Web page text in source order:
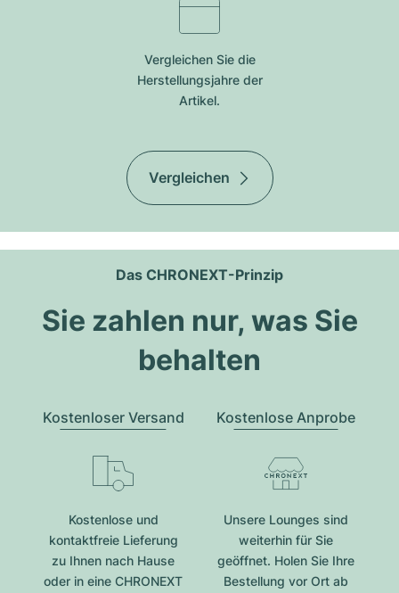
Vergleichen Sie die
Herstellungsjahre der
Artikel.
Vergleichen
Das CHRONEXT-Prinzip
Sie zahlen nur, was Sie
behalten
Kostenloser Versand
Kostenlose und
kontaktfreie Lieferung
zu Ihnen nach Hause
oder in eine CHRONEXT
Kostenlose Anprobe
Unsere Lounges sind
weiterhin für Sie
geöffnet. Holen Sie Ihre
Bestellung vor Ort ab